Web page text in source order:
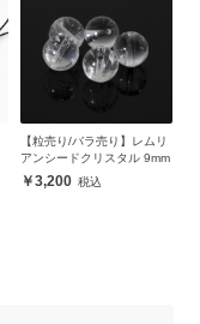
【粒売り/バラ売り】レムリ
アンシードクリスタル
10mm